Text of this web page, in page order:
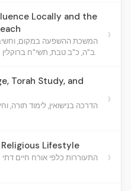
Locally and the
המשכת ההשפעה במקום,
ב"ה, כ"ב טבת, תשי"ח ברוקלין.
›
Torah Study, and
הדרכה בנישואין, לימוד תורה,
›
Lifestyle
התעוררות כלפי אורח חיים דתי
›